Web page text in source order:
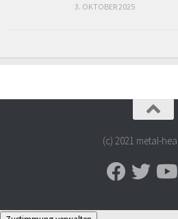
3. OKTOBER 2025
(c) 2021 metal-